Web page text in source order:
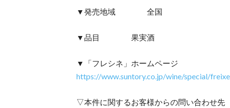
▼発売地域 全国
▼品目 果実酒
▼「フレシネ」ホームページ
https://www.suntory.co.jp/wine/special/
▽本件に関するお客様からの問い合わせ先